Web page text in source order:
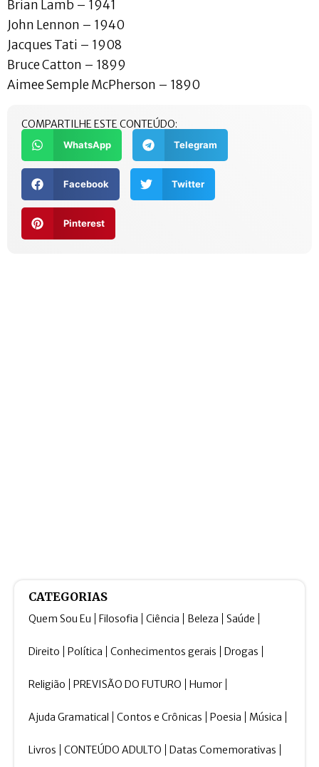
Brian Lamb – 1941
John Lennon – 1940
Jacques Tati – 1908
Bruce Catton – 1899
Aimee Semple McPherson – 1890
COMPARTILHE ESTE CONTEÚDO:
WhatsApp Telegram
Facebook Twitter
Pinterest
CATEGORIAS
Quem Sou Eu Filosofia Ciência Beleza Saúde
Direito Política Conhecimentos gerais Drogas
Religião PREVISÃO DO FUTURO Humor
Ajuda Gramatical Contos e Crônicas Poesia Música
Livros CONTEÚDO ADULTO Datas Comemorativas